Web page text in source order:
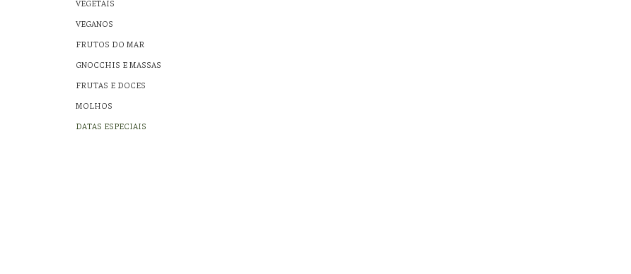
VEGETAIS
VEGANOS
FRUTOS DO MAR
GNOCCHIS E MASSAS
FRUTAS E DOCES
MOLHOS
DATAS ESPECIAIS